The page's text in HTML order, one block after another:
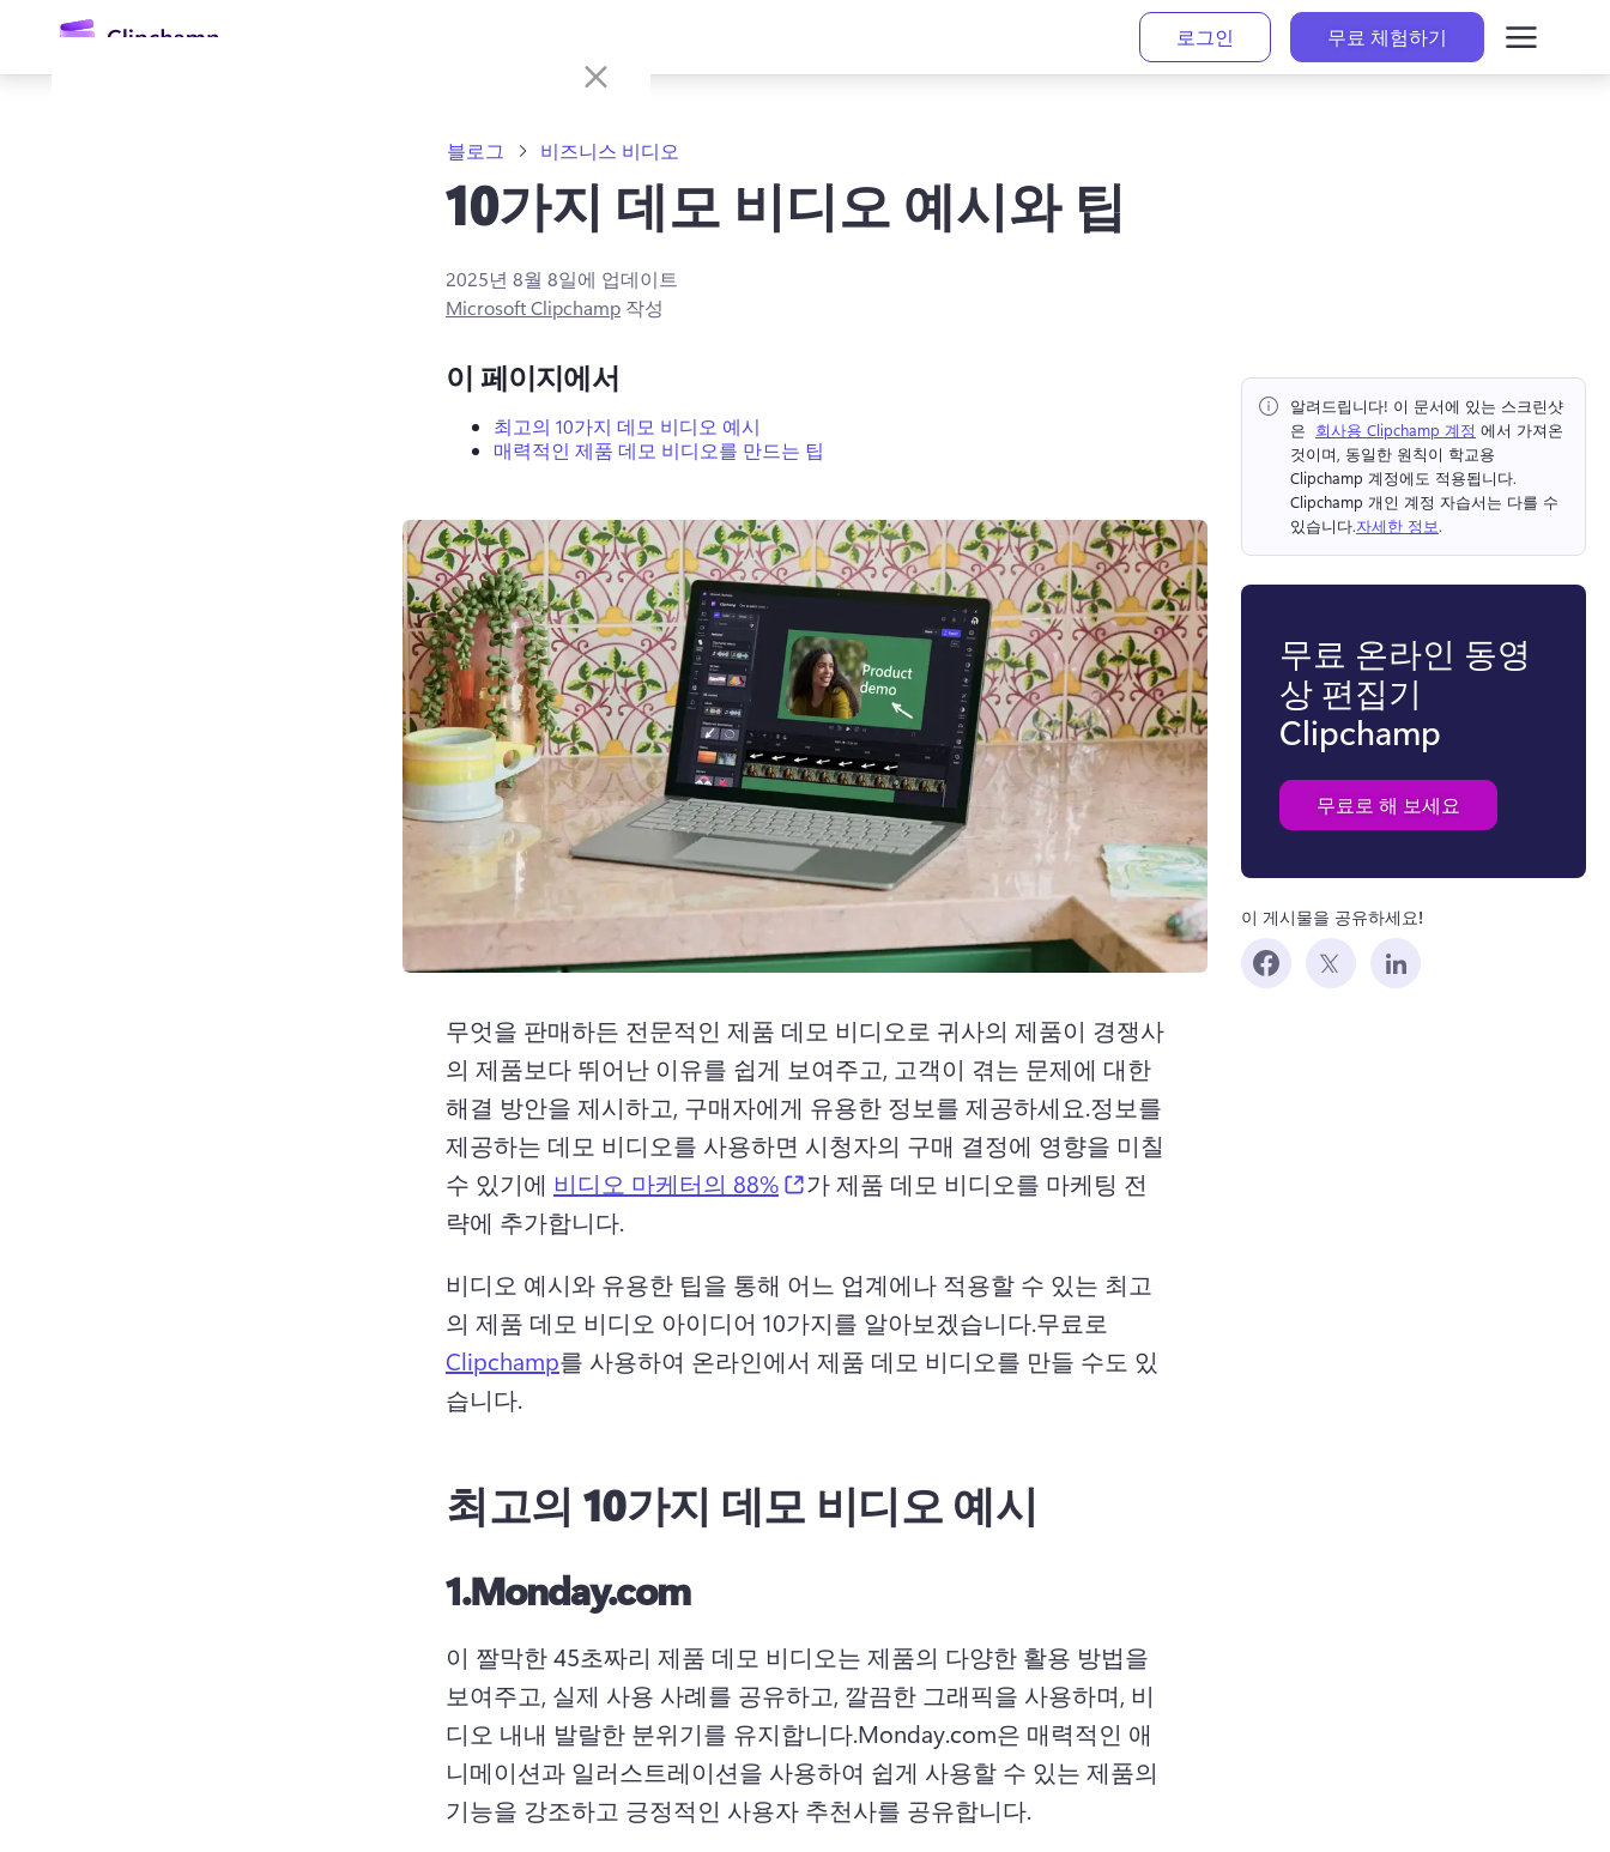
로
로그인 무료 체험하기
블로그 비즈니스 비디오
10가지 데모 비디오 예시와 팁
2025년 8월 8일에 업데이트
Microsoft Clipchamp 작성
이 페이지에서
최고의 10가지 데모 비디오 예시
매력적인 제품 데모 비디오를 만드는 팁
무엇을 판매하든 전문적인 제품 데모 비디오로 귀사의 제품이 경쟁사
의 제품보다 뛰어난 이유를 쉽게 보여주고, 고객이 겪는 문제에 대한
해결 방안을 제시하고, 구매자에게 유용한 정보를 제공하세요.정보를
제공하는 데모 비디오를 사용하면 시청자의 구매 결정에 영향을 미칠
수 있기에 비디오 마케터의 88% (opens in a new tab)
가 제품 데모 비디오를 마케팅 전
략에 추가합니다.
비디오 예시와 유용한 팁을 통해 어느 업계에나 적용할 수 있는 최고
의 제품 데모 비디오 아이디어 10가지를 알아보겠습니다.무료로
Clipchamp를 사용하여 온라인에서 제품 데모 비디오를 만들 수도 있
습니다.
최고의 10가지 데모 비디오 예시
1.Monday.com
이 짤막한 45초짜리 제품 데모 비디오는 제품의 다양한 활용 방법을
보여주고, 실제 사용 사례를 공유하고, 깔끔한 그래픽을 사용하며, 비
디오 내내 발랄한 분위기를 유지합니다.Monday.com은 매력적인 애
니메이션과 일러스트레이션을 사용하여 쉽게 사용할 수 있는 제품의
기능을 강조하고 긍정적인 사용자 추천사를 공유합니다.
알려드립니다! 이 문서에 있는 스크린샷
은 ⁠ 회사용 Clipchamp 계정 에서 가져온
것이며, 동일한 원칙이 학교용
Clipchamp 개인 계정 자습서는 다를 수
있습니다.자세한 정보.
무료 온라인 동영
상 편집기
Clipchamp
무료로 해 보세요
이 게시물을 공유하세요!